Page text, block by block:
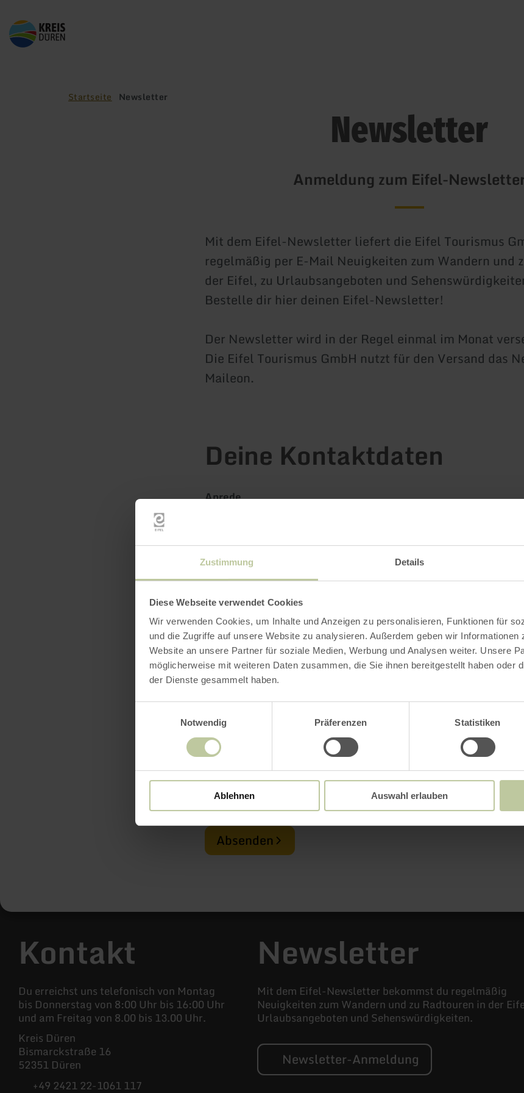
Zustimmung Details
Diese Webseite verwendet Cookies
Wir verwenden Cookies, um Inhalte und Anzeigen zu personalisieren, Funktionen für
und die Zugriffe auf unsere Website zu analysieren. Außerdem geben wir Informationen
Website an unsere Partner für soziale Medien, Werbung und Analysen weiter. Unsere
möglicherweise mit weiteren Daten zusammen, die Sie ihnen bereitgestellt haben oder
der Dienste gesammelt haben.
Notwendig
Präferenzen Statistiken
Ablehnen Auswahl erlauben
Zurück
zur
Startseite
Startseite Newsletter
Newsletter
Anmeldung zum Eifel-
Mit dem Eifel-Newsletter liefert die Eifel Tourismus
regelmäßig per E-Mail Neuigkeiten zum Wandern und
der Eifel, zu Urlaubsangeboten und
Bestelle dir hier deinen Eifel-Newsletter!
Der Newsletter wird in der Regel einmal im Monat
Die Eifel Tourismus GmbH nutzt für den Versand das
Maileon.
Deine Kontaktdaten
Anrede
Vorname Nachname
E-Mail Adresse*
Ja, ich bin mit denDatenschutzbestimmungen
Captcha
Absenden
Kontakt
Du erreichst uns telefonisch von Montag
bis Donnerstag von 8:00 Uhr bis 16:00 Uhr
und am Freitag von 8.00 bis 13.00 Uhr.
Kreis Düren
Bismarckstraße 16
52351 Düren
+49 2421 22-1061 117
Newsletter
Mit dem Eifel-Newsletter bekommst du regelmäßig
Neuigkeiten zum Wandern und zu Radtouren in der
Urlaubsangeboten und Sehenswürdigkeiten.
Newsletter-Anmeldung